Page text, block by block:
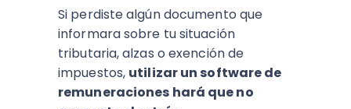
Si perdiste algún documento que
informara sobre tu situación
tributaria, alzas o exención de
impuestos, utilizar un software de
remuneraciones hará que no